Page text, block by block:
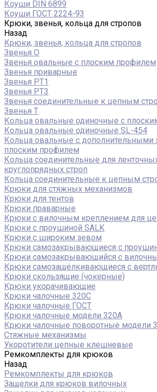
Коуши DIN 6899
Коуши ГОСТ 2224-93
Крюки, звенья, кольца для стропов
Назад
Крюки, звенья, кольца для стропов
Звенья О
Звенья овальные с плоским профилем
Звенья приварные
Звенья РТ1
Звенья РТ3
Звенья соединительные к цепным
Звенья Т
Кольца овальные одиночные c
Кольца овальные одиночные SL-454
Кольца овальные с дополнительными
плоским профилем
Кольца соединительные для
круглопрядных строп
Кольца соединительные к цепным
Крюки для стяжных механизмов
Крюки для тентов
Крюки праварные
Крюки с вилочным креплением для
Крюки с проушиной SALK
Крюки с широким зевом
Крюки самозакрывающиеся с
Крюки самозакрывающийся с
Крюки самозащёлкивающиеся с
Крюки скользящие (чокерные)
Крюки укорачивающие
Крюки чалочные 320C
Крюки чалочные ГОСТ
Крюки чалочные модели 320А
Крюки чалочные поворотные модели
Стяжные механизмы
Укоротители цепные клешневые
Ремкомплекты для крюков
Назад
Ремкомплекты для крюков
Защелки для крюков вилочных